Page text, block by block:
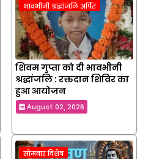
भावभीनी श्रद्धांजलि अर्पित
शिवम गुप्ता को दी भावभीनी
श्रद्धांजलि : रक्तदान शिविर का
हुआ आयोजन
August 02, 2026
सोमवार विशेष